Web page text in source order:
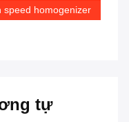
speed homogenizer
tự